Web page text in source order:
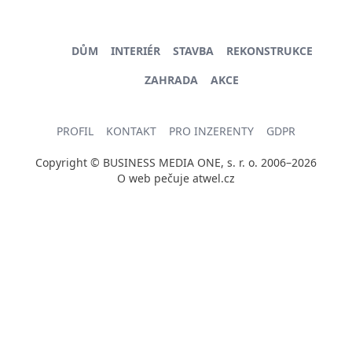
DŮM INTERIÉR STAVBA
REKONSTRUKCE
ZAHRADA
AKCE
PROFIL KONTAKT PRO INZERENTY GDPR
Copyright © BUSINESS MEDIA ONE, s. r. o. 2006–2026